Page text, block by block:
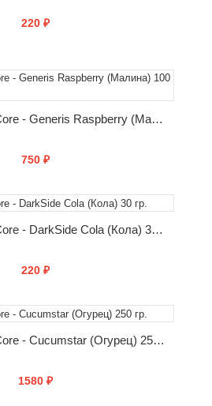
220 ₽
КУПИТЬ
Табак Dark Side Core - Generis Raspberry (Малина) 100 гр.
750 ₽
КУПИТЬ
Табак Dark Side Core - DarkSide Cola (Кола) 30 гр.
220 ₽
КУПИТЬ
Табак Dark Side Core - Cucumstar (Огурец) 250 гр.
1580 ₽